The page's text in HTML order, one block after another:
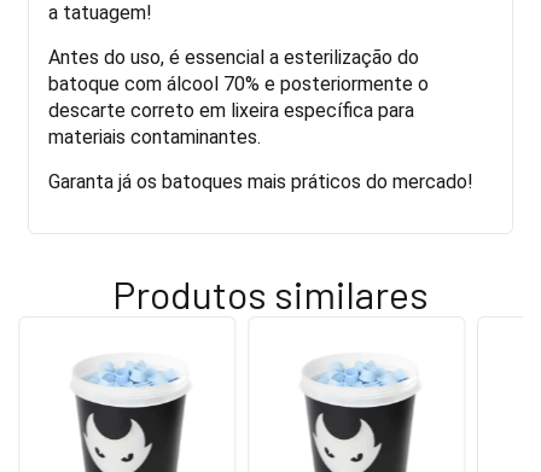
a tatuagem!
Antes do uso, é essencial a esterilização do
batoque com álcool 70% e posteriormente o
descarte correto em lixeira específica para
materiais contaminantes.
Garanta já os batoques mais práticos do mercado!
Produtos similares